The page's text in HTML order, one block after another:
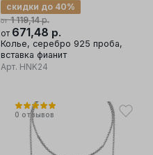
от 1 119,14р.
скидки до 40%
от 671,48 р.
Колье, серебро 925 проба,
вставка фианит
Арт. HNK24
0 отзывов